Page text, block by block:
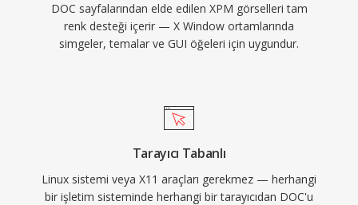
DOC sayfalarından elde edilen XPM görselleri tam
renk desteği içerir — X Window ortamlarında
simgeler, temalar ve GUI öğeleri için uygundur.
Tarayıcı Tabanlı
Linux sistemi veya X11 araçları gerekmez — herhangi
bir işletim sisteminde herhangi bir tarayıcıdan DOC'u